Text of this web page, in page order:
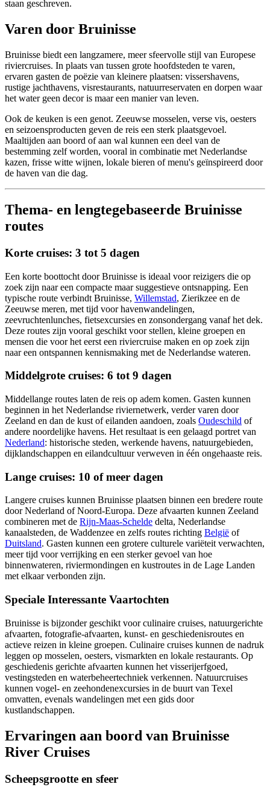
staan geschreven.
Varen door Bruinisse
Bruinisse biedt een langzamere, meer sfeervolle stijl van Europese
riviercruises. In plaats van tussen grote hoofdsteden te varen,
ervaren gasten de poëzie van kleinere plaatsen: vissershavens,
rustige jachthavens, visrestaurants, natuurreservaten en dorpen waar
het water geen decor is maar een manier van leven.
Ook de keuken is een genot. Zeeuwse mosselen, verse vis, oesters
en seizoensproducten geven de reis een sterk plaatsgevoel.
Maaltijden aan boord of aan wal kunnen een deel van de
bestemming zelf worden, vooral in combinatie met Nederlandse
kazen, frisse witte wijnen, lokale bieren of menu's geïnspireerd door
de haven van die dag.
Thema- en lengtegebaseerde Bruinisse
routes
Korte cruises: 3 tot 5 dagen
Een korte boottocht door Bruinisse is ideaal voor reizigers die op
zoek zijn naar een compacte maar suggestieve ontsnapping. Een
typische route verbindt Bruinisse, Willemstad, Zierikzee en de
Zeeuwse meren, met tijd voor havenwandelingen,
zeevruchtenlunches, fietsexcursies en zonsondergang vanaf het dek.
Deze routes zijn vooral geschikt voor stellen, kleine groepen en
mensen die voor het eerst een riviercruise maken en op zoek zijn
naar een ontspannen kennismaking met de Nederlandse wateren.
Middelgrote cruises: 6 tot 9 dagen
Middellange routes laten de reis op adem komen. Gasten kunnen
beginnen in het Nederlandse riviernetwerk, verder varen door
Zeeland en dan de kust of eilanden aandoen, zoals Oudeschild of
andere noordelijke havens. Het resultaat is een gelaagd portret van
Nederland: historische steden, werkende havens, natuurgebieden,
dijklandschappen en eilandcultuur verweven in één ongehaaste reis.
Lange cruises: 10 of meer dagen
Langere cruises kunnen Bruinisse plaatsen binnen een bredere route
door Nederland of Noord-Europa. Deze afvaarten kunnen Zeeland
combineren met de Rijn-Maas-Schelde delta, Nederlandse
kanaalsteden, de Waddenzee en zelfs routes richting België of
Duitsland. Gasten kunnen een grotere culturele variëteit verwachten,
meer tijd voor verrijking en een sterker gevoel van hoe
binnenwateren, riviermondingen en kustroutes in de Lage Landen
met elkaar verbonden zijn.
Speciale Interessante Vaartochten
Bruinisse is bijzonder geschikt voor culinaire cruises, natuurgerichte
afvaarten, fotografie-afvaarten, kunst- en geschiedenisroutes en
actieve reizen in kleine groepen. Culinaire cruises kunnen de nadruk
leggen op mosselen, oesters, vismarkten en lokale restaurants. Op
geschiedenis gerichte afvaarten kunnen het visserijerfgoed,
vestingsteden en waterbeheertechniek verkennen. Natuurcruises
kunnen vogel- en zeehondenexcursies in de buurt van Texel
omvatten, evenals wandelingen met een gids door
kustlandschappen.
Ervaringen aan boord van Bruinisse
River Cruises
Scheepsgrootte en sfeer